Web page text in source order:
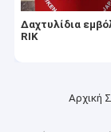
Δαχτυλίδια
RIK
Αρχική